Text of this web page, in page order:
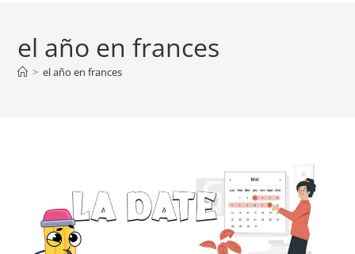
el año en frances
> el año en frances